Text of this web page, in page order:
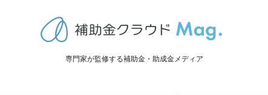
専門家が監修する補助金・助成金メディア
>補助金・助成金詳細